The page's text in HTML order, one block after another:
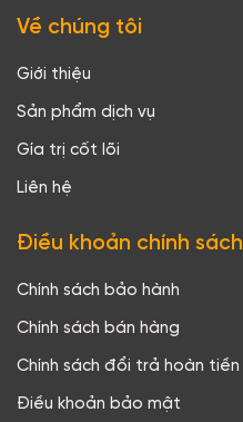
Về chúng tôi
Giới thiệu
Sản phẩm dịch vụ
Gía trị cốt lõi
Liên hệ
Điều khoản chính sách
Chính sách bảo hành
Chính sách bán hàng
Chính sách đổi trả hoàn tiền
Điều khoản bảo mật